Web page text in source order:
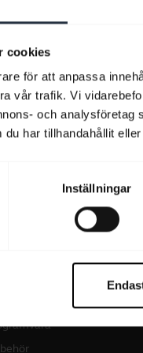
cookies
för att anpassa
vår trafik. Vi
och
du har tillhandahållit
Inställningar
produkter